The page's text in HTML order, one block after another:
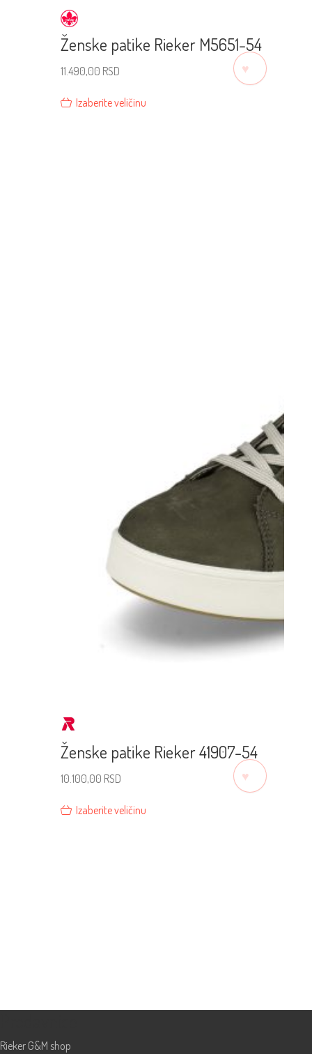
Ženske patike Rieker M5651-54
11.490,00 RSD
Izaberite veličinu
Ženske patike Rieker 41907-54
10.100,00 RSD
Izaberite veličinu
Rieker G&M shop